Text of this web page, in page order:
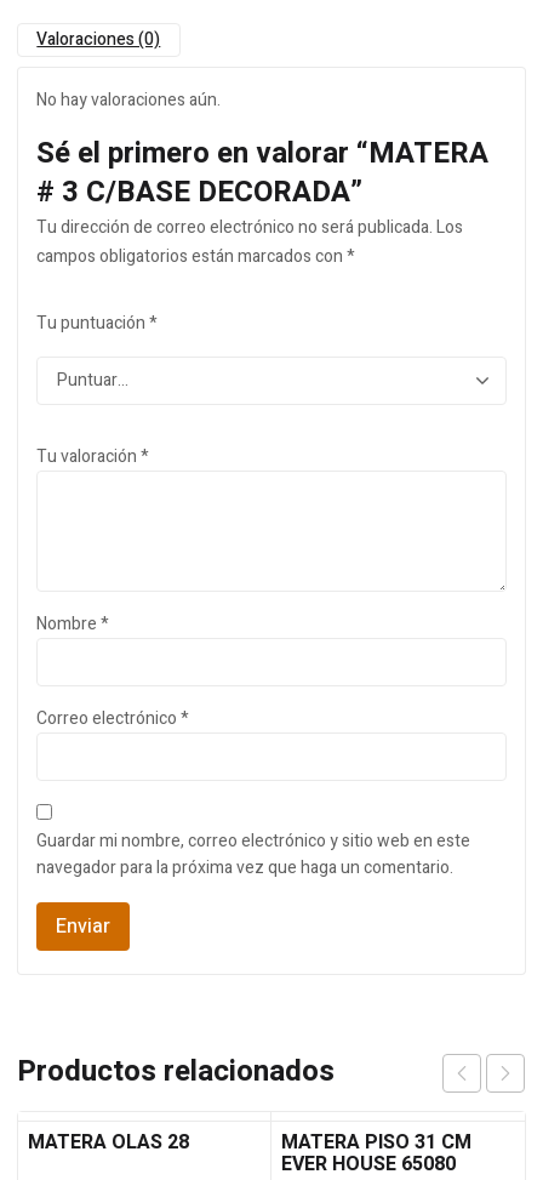
Valoraciones (0)
No hay valoraciones aún.
Sé el primero en valorar “MATERA
# 3 C/BASE DECORADA”
Tu dirección de correo electrónico no será publicada.Los
campos obligatorios están marcados con*
Tu puntuación*
Tu valoración*
Nombre*
Correo electrónico*
Guardar mi nombre, correo electrónico y sitio web en este
navegador para la próxima vez que haga un comentario.
Productos relacionados
MATERA OLAS 28 MATERA PISO 31 CM
EVER HOUSE 65080